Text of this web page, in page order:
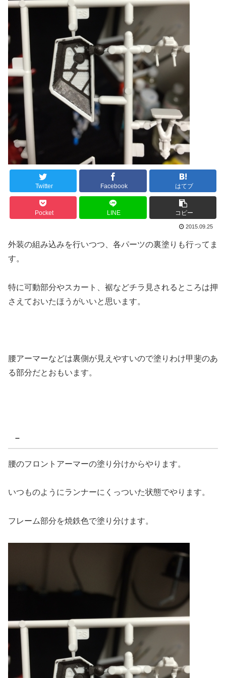
Twitter Facebook はてブ
Pocket LINE コピー
2015.09.25
外装の組み込みを行いつつ、各パーツの裏塗りも行ってま
す。
特に可動部分やスカート、裾などチラ見されるところは押
さえておいたほうがいいと思います。
腰アーマーなどは裏側が見えやすいので塗りわけ甲斐のあ
る部分だとおもいます。
–
腰のフロントアーマーの塗り分けからやります。
いつものようにランナーにくっついた状態でやります。
フレーム部分を焼鉄色で塗り分けます。